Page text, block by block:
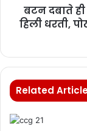
बटन दबाते
हिली धरती,
Related